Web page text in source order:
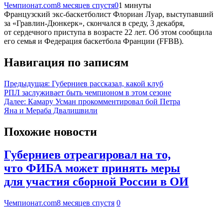
Чемпионат.com8 месяцев спустя01 минуты
Французский экс-баскетболист Флориан Луар, выступавший
за «Гравлин-Дюнкерк», скончался в среду, 3 декабря,
от сердечного приступа в возрасте 22 лет. Об этом сообщила
его семья и Федерация баскетбола Франции (FFBB).
Навигация по записям
Предыдущая: Губерниев рассказал, какой клуб
РПЛ заслуживает быть чемпионом в этом сезоне
Далее: Камару Усман прокомментировал бой Петра
Яна и Мераба Двалишвили
Похожие новости
Губерниев отреагировал на то,
что ФИБА может принять меры
для участия сборной России в ОИ
Чемпионат.com8 месяцев спустя 0